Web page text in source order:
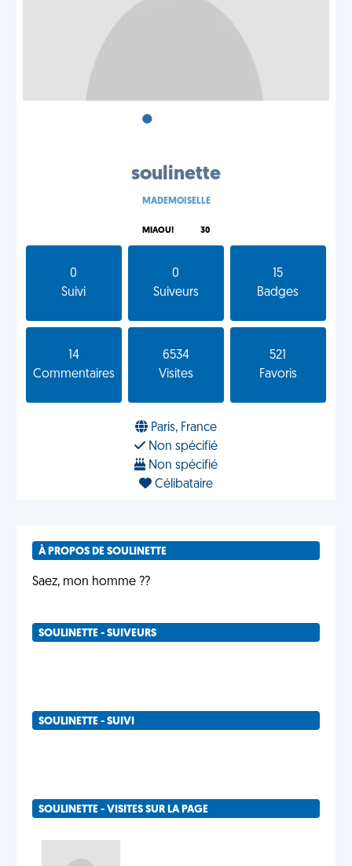
•
soulinette
MADEMOISELLE
MIAOU! 30
0
Suivi
0
Suiveurs
15
Badges
14
Commentaires
6534
Visites
521
Favoris
Paris, France
Non spécifié
Non spécifié
Célibataire
À PROPOS DE SOULINETTE
Saez, mon homme ??
SOULINETTE - SUIVEURS
SOULINETTE - SUIVI
SOULINETTE - VISITES SUR LA PAGE